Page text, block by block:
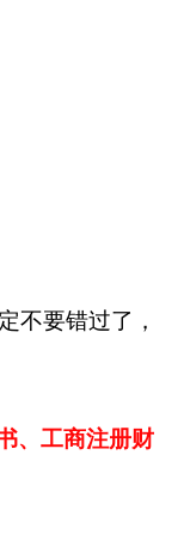
不要错过了，
、工商注册财